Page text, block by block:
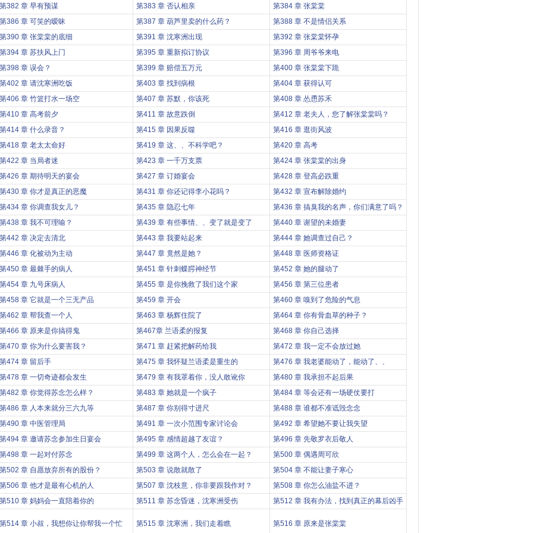
第382 章 早有预谋 第383 章 否认相亲
第384 章 张棠棠
第386 章 可笑的暧昧
第387 章 葫芦里卖的什么药？
第388 章 不是情侣关系
第390 章 张棠棠的底细
第391 章 沈寒洲出现
第392 章 张棠棠怀孕
第394 章 苏扶风上门
第395 章 重新拟订协议
第396 章 周爷爷来电
第398 章 误会？
第399 章 赔偿五万元
第400 章 张棠棠下跪
第402 章 请沈寒洲吃饭
第403 章 找到病根
第404 章 获得认可
第406 章 竹篮打水一场空
第407 章 苏默，你该死
第408 章 怂恿苏禾
第410 章 高考前夕
第411 章 故意跌倒
第412 章 老夫人，您了解张棠棠吗？
第414 章 什么录音？
第415 章 因果反噬
第416 章 逛街风波
第418 章 老太太命好
第419 章 这、、不科学吧？
第420 章 高考
第422 章 当局者迷
第423 章 一千万支票
第424 章 张棠棠的出身
第426 章 期待明天的宴会
第427 章 订婚宴会
第428 章 登高必跌重
第430 章 你才是真正的恶魔
第431 章 你还记得李小花吗？
第432 章 宣布解除婚约
第434 章 你调查我女儿？
第435 章 隐忍七年
第436 章 搞臭我的名声，你们满意了吗？
第438 章 我不可理喻？
第439 章 有些事情、、变了就是变了
第440 章 谢望的未婚妻
第442 章 决定去清北
第443 章 我要站起来
第444 章 她调查过自己？
第446 章 化被动为主动
第447 章 竟然是她？
第448 章 医师资格证
第450 章 最棘手的病人
第451 章 针刺蝶腭神经节
第452 章 她的腿动了
第454 章 九号床病人
第455 章 是你挽救了我们这个家
第456 章 第三位患者
第458 章 它就是一个三无产品
第459 章 开会
第460 章 嗅到了危险的气息
第462 章 帮我查一个人
第463 章 杨辉住院了
第464 章 你有骨血草的种子？
第466 章 原来是你搞得鬼
第467章 兰语柔的报复
第468 章 你自己选择
第470 章 你为什么要害我？
第471 章 赶紧把解药给我
第472 章 我一定不会放过她
第474 章 留后手
第475 章 我怀疑兰语柔是重生的
第476 章 我老婆能动了，能动了、、
第478 章 一切奇迹都会发生
第479 章 有我罩着你，没人敢讹你
第480 章 我承担不起后果
第482 章 你觉得苏念怎么样？
第483 章 她就是一个疯子
第484 章 等会还有一场硬仗要打
第486 章 人本来就分三六九等
第487 章 你别得寸进尺
第488 章 谁都不准诋毁念念
第490 章 中医管理局
第491 章 一次小范围专家讨论会
第492 章 希望她不要让我失望
第494 章 邀请苏念参加生日宴会
第495 章 感情超越了友谊？
第496 章 先敬罗衣后敬人
第498 章 一起对付苏念
第499 章 这两个人，怎么会在一起？
第500 章 偶遇周可欣
第502 章 自愿放弃所有的股份？
第503 章 说散就散了
第504 章 不能让妻子寒心
第506 章 他才是最有心机的人
第507 章 沈枝意，你非要跟我作对？
第508 章 你怎么油盐不进？
第510 章 妈妈会一直陪着你的
第511 章 苏念昏迷，沈寒洲受伤 第512 章 我有办法，找到真正的幕后凶手
第514 章 小叔，我想你让你帮我一个忙 第515 章 沈寒洲，我们走着瞧 第516 章 原来是张棠棠